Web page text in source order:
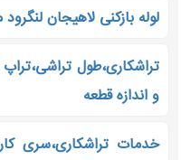
لوله بازکنی لاهیجان
و اندازه قطعه